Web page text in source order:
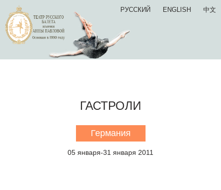
РУССКИЙ ENGLISH 中文
ГАСТРОЛИ
Германия
05 января-31 января 2011